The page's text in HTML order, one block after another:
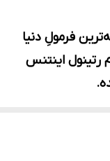
فرمولِ دنیا
اینتنس